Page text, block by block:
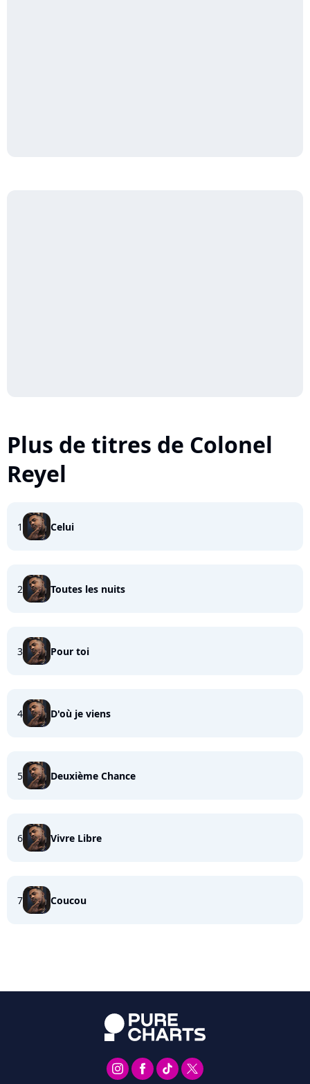
Plus de titres de Colonel
Reyel
1 Celui
2 Toutes les nuits
3 Pour toi
4 D'où je viens
5 Deuxième Chance
6 Vivre Libre
7 Coucou